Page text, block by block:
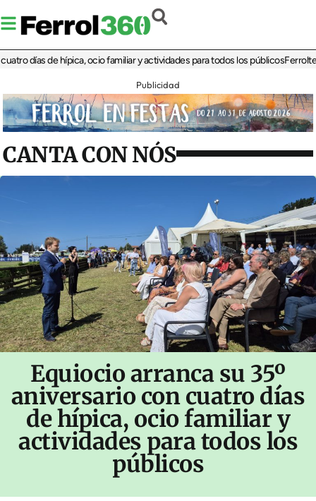
de hípica, ocio familiar y actividades para todos los públicosFerrolterra
Publicidad
CANTA CON NÓS
Equiocio arranca su 35º
aniversario con cuatro días
de hípica, ocio familiar y
actividades para todos los
públicos